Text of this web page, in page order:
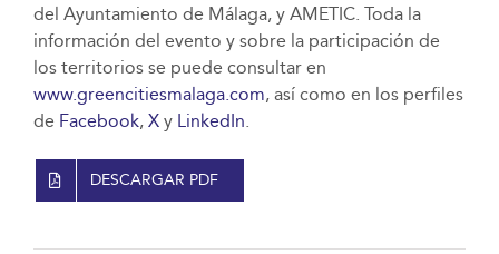
del Ayuntamiento de Málaga, y AMETIC. Toda la
información del evento y sobre la participación de
los territorios se puede consultar en
www.greencitiesmalaga.com, así como en los perfiles
de Facebook, Xy LinkedIn.
DESCARGAR PDF